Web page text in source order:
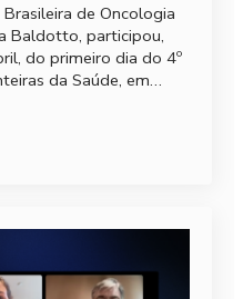
de Oncologia
Baldotto, participou,
do primeiro dia do 4º
da Saúde, em…